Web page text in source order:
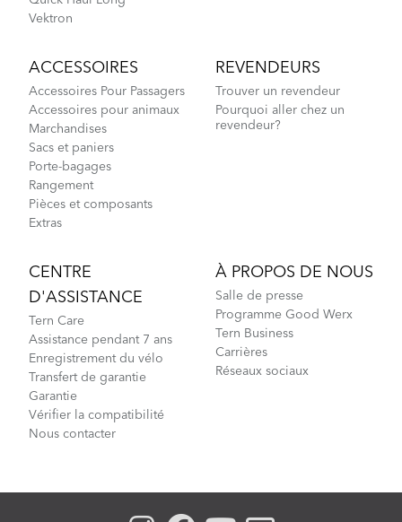
Vektron
ACCESSOIRES
Accessoires Pour Passagers
Accessoires pour animaux
Marchandises
Sacs et paniers
Porte-bagages
Rangement
Pièces et composants
Extras
REVENDEURS
Trouver un revendeur
Pourquoi aller chez un
revendeur?
CENTRE
D'ASSISTANCE
Tern Care
Assistance pendant 7 ans
Enregistrement du vélo
Transfert de garantie
Garantie
Vérifier la compatibilité
Nous contacter
À PROPOS DE NOUS
Salle de presse
Programme Good Werx
Tern Business
Carrières
Réseaux sociaux